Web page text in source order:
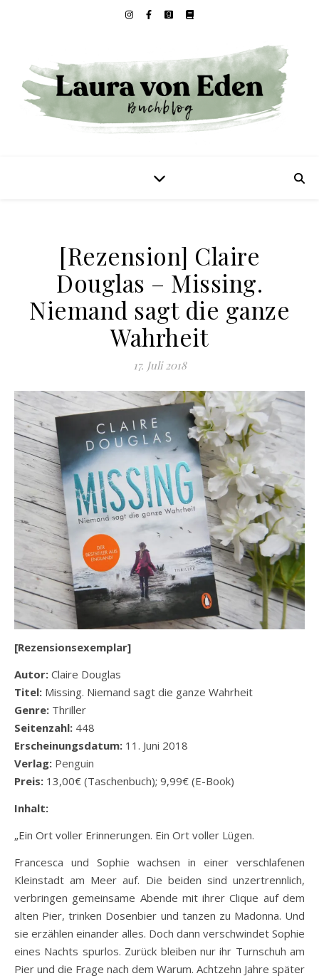
[Rezension] Claire
Douglas – Missing.
Niemand sagt die ganze
Wahrheit
17. Juli 2018
[Rezensionsexemplar]
Autor: Claire Douglas
Titel: Missing. Niemand sagt die ganze Wahrheit
Genre: Thriller
Seitenzahl: 448
Erscheinungsdatum: 11. Juni 2018
Verlag: Penguin
Preis: 13,00€ (Taschenbuch); 9,99€ (E-Book)
Inhalt:
„Ein Ort voller Erinnerungen. Ein Ort voller Lügen.
Francesca und Sophie wachsen in einer verschlafenen
Kleinstadt am Meer auf. Die beiden sind unzertrennlich,
verbringen gemeinsame Abende mit ihrer Clique auf dem
alten Pier, trinken Dosenbier und tanzen zu Madonna. Und
sie erzählen einander alles. Doch dann verschwindet Sophie
eines Nachts spurlos. Zurück bleiben nur ihr Turnschuh am
Pier und die Frage nach dem Warum. Achtzehn Jahre später